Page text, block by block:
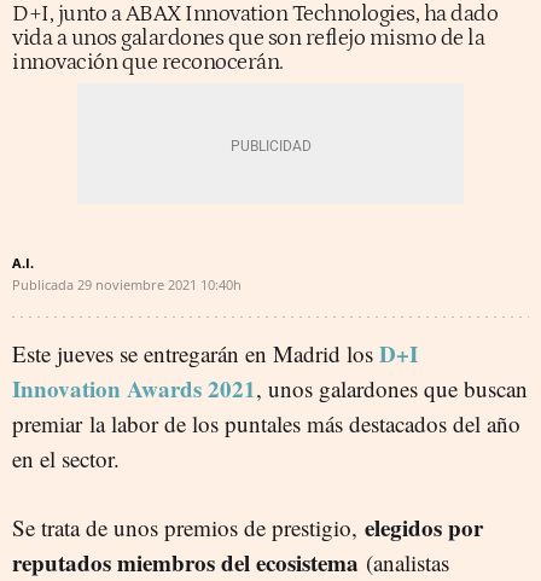
D+I, junto a ABAX Innovation Technologies, ha dado
vida a unos galardones que son reflejo mismo de la
innovación que reconocerán.
A.I.
Publicada 29 noviembre 2021 10:40h
Este jueves se entregarán en Madrid los D+I
Innovation Awards 2021, unos galardones que buscan
premiar la labor de los puntales más destacados del año
en el sector.
Se trata de unos premios de prestigio, elegidos por
reputados miembros del ecosistema (analistas